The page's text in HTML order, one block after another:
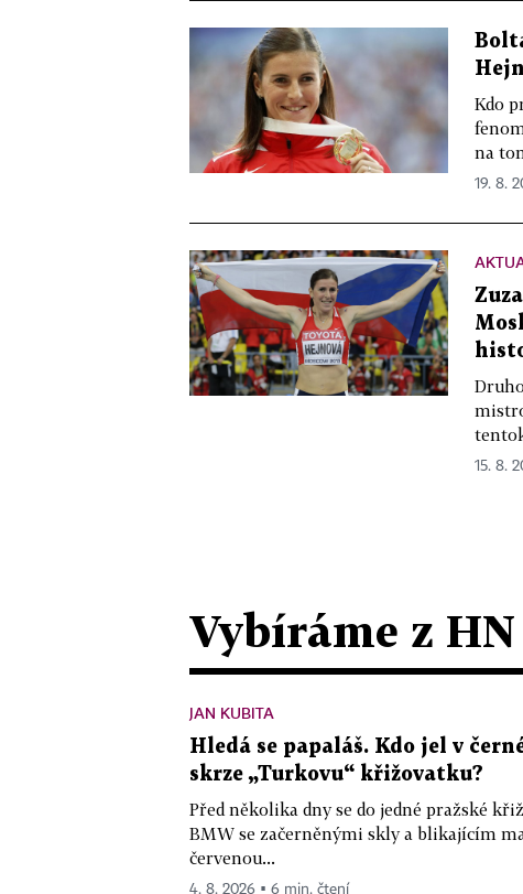
Kdo
na
19. 8.
15. 8.
Vybíráme z HN
JAN KUBITA
Hledá se papaláš. Kdo jel v
skrze „Turkovu“ křižovatku?
Před několika dny se do jedné pražské
BMW se začerněnými skly a blikajícím
červenou...
4. 8. 2026 ▪ 6 min. čtení